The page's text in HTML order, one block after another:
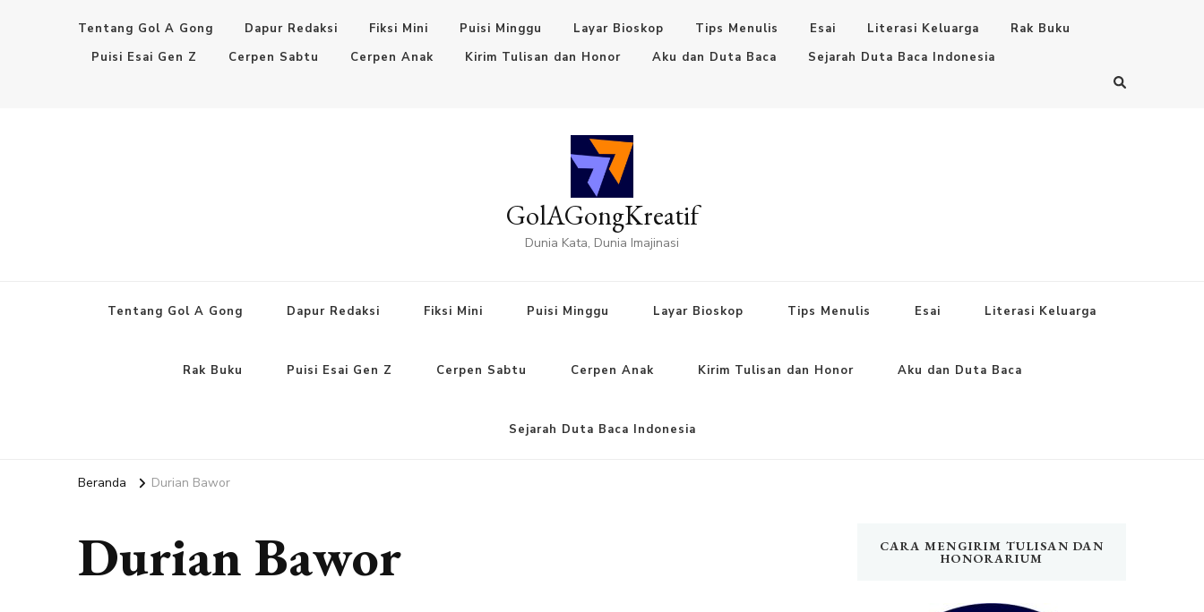
Tentang Gol A Gong Dapur Redaksi Fiksi Mini Puisi Minggu Layar Bioskop Tips Menulis Esai Literasi Keluarga
Rak Buku
Puisi Esai Gen Z
Cerpen Sabtu Cerpen Anak Kirim Tulisan dan Honor Aku dan Duta Baca Sejarah Duta Baca Indonesia
GolAGongKreatif
Dunia Kata, Dunia Imajinasi
Tentang Gol A Gong Dapur Redaksi Fiksi Mini Puisi Minggu Layar Bioskop Tips Menulis Esai Literasi Keluarga
Rak Buku Puisi Esai Gen Z Cerpen Sabtu Cerpen Anak Kirim Tulisan dan Honor Aku dan Duta Baca
Sejarah Duta Baca Indonesia
Beranda Durian Bawor
Durian Bawor CARA MENGIRIM TULISAN DAN
HONORARIUM